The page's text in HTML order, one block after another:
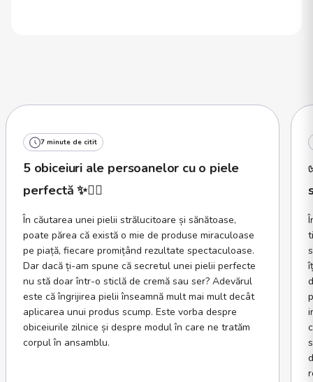
7 minute de citit
5 obiceiuri ale persoanelor cu o piele
perfectă ✨🧖‍♀️
În căutarea unei pielii strălucitoare și sănătoase,
poate părea că există o mie de produse miraculoase
pe piață, fiecare promițând rezultate spectaculoase.
Dar dacă ți-am spune că secretul unei pielii perfecte
nu stă doar într-o sticlă de cremă sau ser? Adevărul
este că îngrijirea pielii înseamnă mult mai mult decât
aplicarea unui produs scump. Este vorba despre
obiceiurile zilnice și despre modul în care ne tratăm
corpul în ansamblu.